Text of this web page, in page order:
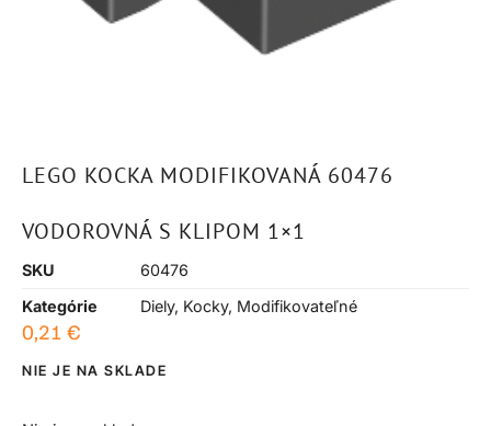
LEGO KOCKA MODIFIKOVANÁ 60476
VODOROVNÁ S KLIPOM 1×1
SKU
60476
Kategórie
Diely, Kocky, Modifikovateľné
0,21 €
NIE JE NA SKLADE